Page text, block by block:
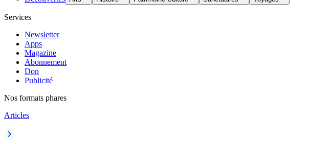
Services
Newsletter
Apps
Magazine
Abonnement
Don
Publicité
Nos formats phares
Articles